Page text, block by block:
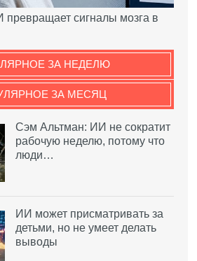
сигналы мозга в
ЗА НЕДЕЛЮ
ЗА МЕСЯЦ
Сэм Альтман: ИИ не сократит
рабочую неделю, потому что
люди…
ИИ может присматривать за
детьми, но не умеет делать
выводы